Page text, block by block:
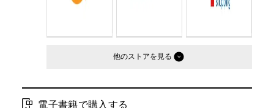
他のストア
電子書籍で購入する